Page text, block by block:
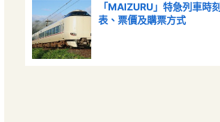
「MAIZURU」特急列車時刻
表、票價及購票方式